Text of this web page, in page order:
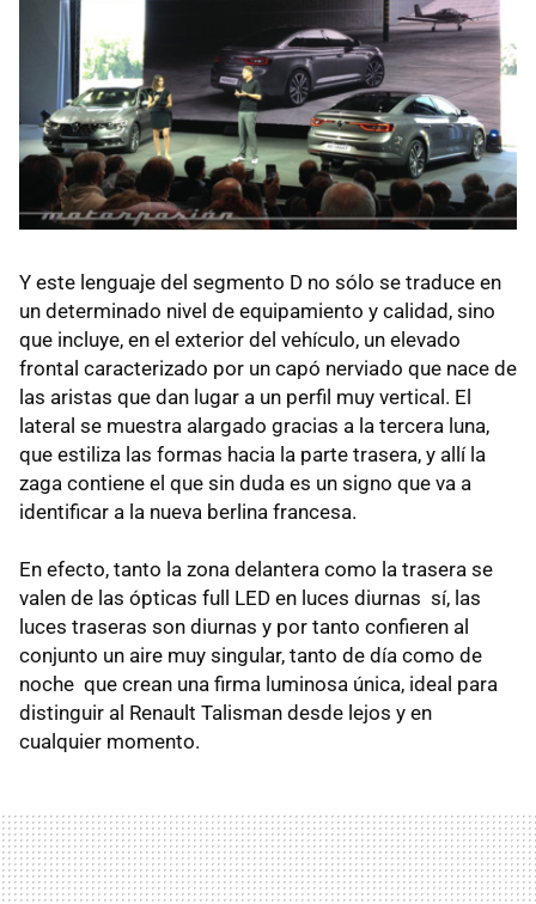
Y este lenguaje del segmento D no sólo se traduce en
un determinado nivel de equipamiento y calidad, sino
que incluye, en el exterior del vehículo, un elevado
frontal caracterizado por un capó nerviado que nace de
las aristas que dan lugar a un perfil muy vertical. El
lateral se muestra alargado gracias a la tercera luna,
que estiliza las formas hacia la parte trasera, y allí la
zaga contiene el que sin duda es un signo que va a
identificar a la nueva berlina francesa.
En efecto, tanto la zona delantera como la trasera se
valen de las ópticas full LED en luces diurnas sí, las
luces traseras son diurnas y por tanto confieren al
conjunto un aire muy singular, tanto de día como de
noche que crean una firma luminosa única, ideal para
distinguir al Renault Talisman desde lejos y en
cualquier momento.